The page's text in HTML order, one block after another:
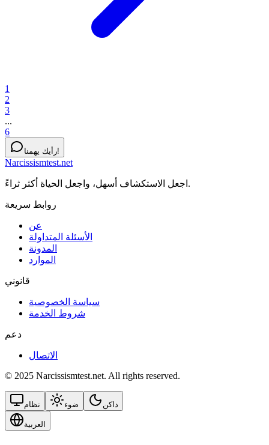
1
2
3
...
6
رأيك يهمنا!
Narcissismtest.net
اجعل الاستكشاف أسهل، واجعل الحياة أكثر ثراءً.
روابط سريعة
عن
الأسئلة المتداولة
المدونة
الموارد
قانوني
سياسة الخصوصية
شروط الخدمة
دعم
الاتصال
© 2025 Narcissismtest.net. All rights reserved.
نظام ضوء داكن
العربية